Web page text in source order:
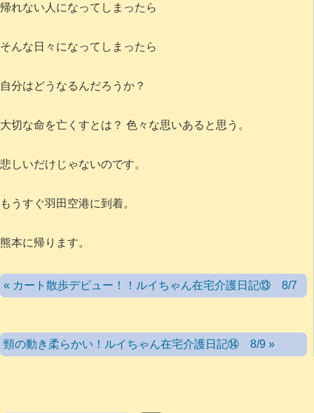
帰れない人になってしまったら
そんな日々になってしまったら
自分はどうなるんだろうか？
大切な命を亡くすとは？ 色々な思いあると思う。
悲しいだけじゃないのです。
もうすぐ羽田空港に到着。
熊本に帰ります。
« カート散歩デビュー！！ルイちゃん在宅介護日記⑬ 8/7
頸の動き柔らかい！ルイちゃん在宅介護日記⑭ 8/9 »